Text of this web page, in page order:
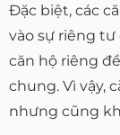
Đặc biệt, các
vào sự riêng
căn hộ riêng
chung. Vì vậy,
nhưng cũng